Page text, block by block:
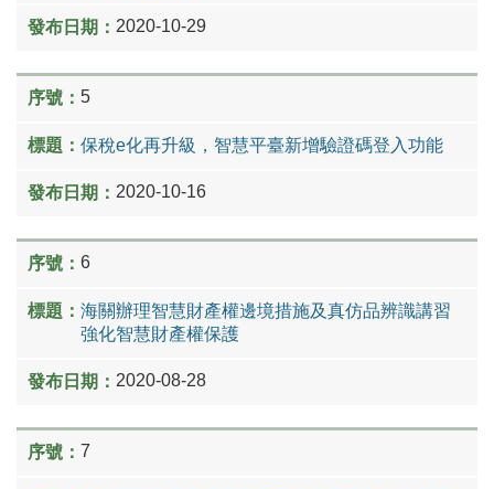
2020-10-29
5
保稅e化再升級，智慧平臺新增驗證碼登入功能
2020-10-16
6
海關辦理智慧財產權邊境措施及真仿品辨識講習
強化智慧財產權保護
2020-08-28
7